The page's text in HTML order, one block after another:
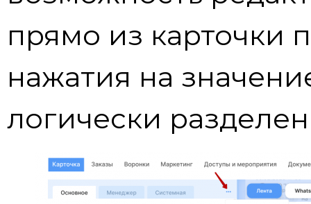
прямо из карточки
нажатия на
логически